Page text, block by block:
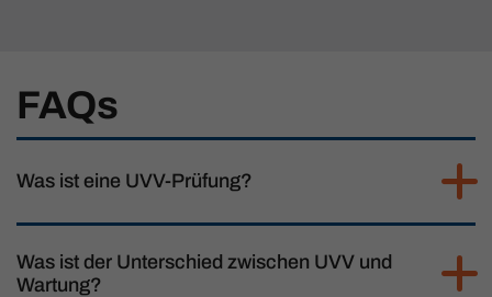
FAQs
Was ist eine UVV-Prüfung?
Was ist der Unterschied zwischen UVV und
Wartung?